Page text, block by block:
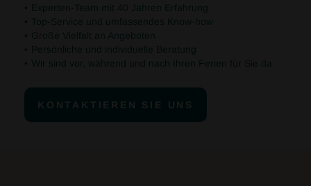
Experten-Team mit 40 Jahren Erfahrung
Top-Service und umfassendes Know-how
Große Vielfalt an Angeboten
Persönliche und individuelle Beratung
Wir sind vor, während und nach Ihren Ferien für Sie da
KONTAKTIEREN SIE UNS